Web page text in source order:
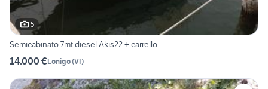
5
Semicabinato 7mt diesel Akis22 + carrello
14.000 €Lonigo(VI)